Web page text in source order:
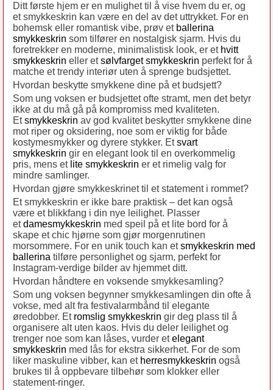
Ditt første hjem er en mulighet til å vise hvem du er, og
et smykkeskrin kan være en del av det uttrykket. For en
bohemsk eller romantisk vibe, prøv et ballerina
smykkeskrin som tilfører en nostalgisk sjarm. Hvis du
foretrekker en moderne, minimalistisk look, er et hvitt
smykkeskrin eller etsølvfarget smykkeskrin perfekt for å
matche et trendy interiør uten å sprenge budsjettet.
Hvordan beskytte smykkene dine på et budsjett?
Som ung voksen er budsjettet ofte stramt, men det betyr
ikke at du må gå på kompromiss med kvaliteten.
Etsmykkeskrin av god kvalitet beskytter smykkene dine
mot riper og oksidering, noe som er viktig for både
kostymesmykker og dyrere stykker. Etsvart
smykkeskrin gir en elegant look til en overkommelig
pris, mens et lite smykkeskrin er et rimelig valg for
mindre samlinger.
Hvordan gjøre smykkeskrinet til et statement i rommet?
Et smykkeskrin er ikke bare praktisk – det kan også
være et blikkfang i din nye leilighet. Plasser
etdamesmykkeskrin med speil på et lite bord for å
skape et chic hjørne som gjør morgenrutinen
morsommere. For en unik touch kan etsmykkeskrin med
ballerinatilføre personlighet og sjarm, perfekt for
Instagram-verdige bilder av hjemmet ditt.
Hvordan håndtere en voksende smykkesamling?
Som ung voksen begynner smykkesamlingen din ofte å
vokse, med alt fra festivalarmbånd til elegante
øredobber. Et romslig smykkeskrin gir deg plass til å
organisere alt uten kaos. Hvis du deler leilighet og
trenger noe som kan låses, vurder etelegant
smykkeskrin med lås for ekstra sikkerhet. For de som
liker maskuline vibber, kan et herresmykkeskrin også
brukes til å oppbevare tilbehør som klokker eller
statement-ringer.